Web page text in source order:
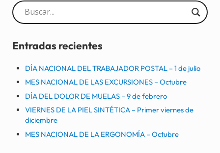
Sidebar
Entradas recientes
DÍA NACIONAL DEL TRABAJADOR POSTAL – 1 de julio
MES NACIONAL DE LAS EXCURSIONES – Octubre
DÍA DEL DOLOR DE MUELAS – 9 de febrero
VIERNES DE LA PIEL SINTÉTICA – Primer viernes de
diciembre
MES NACIONAL DE LA ERGONOMÍA – Octubre